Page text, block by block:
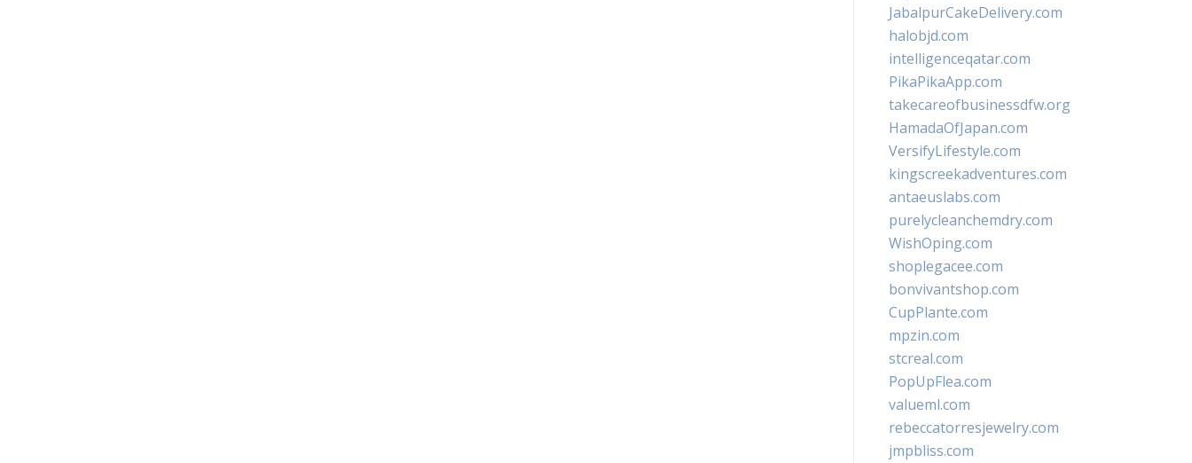
JabalpurCakeDelivery.com
halobjd.com
intelligenceqatar.com
PikaPikaApp.com
takecareofbusinessdfw.org
HamadaOfJapan.com
VersifyLifestyle.com
kingscreekadventures.com
antaeuslabs.com
purelycleanchemdry.com
WishOping.com
shoplegacee.com
bonvivantshop.com
CupPlante.com
mpzin.com
stcreal.com
PopUpFlea.com
valueml.com
rebeccatorresjewelry.com
jmpbliss.com